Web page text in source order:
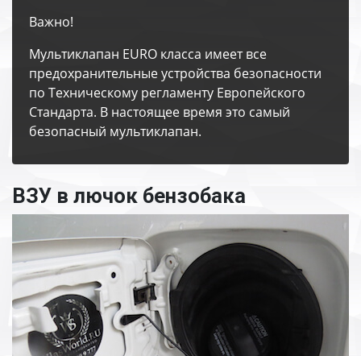
Важно!
Мультиклапан EURO класса имеет все
предохранительные устройства безопасности
по Техническому регламенту Европейского
Стандарта. В настоящее время это самый
безопасный мультиклапан.
ВЗУ в лючок бензобака